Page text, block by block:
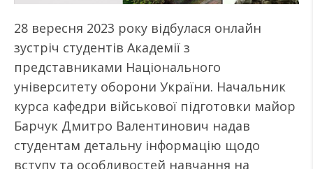
28 вересня 2023 року відбулася онлайн
зустріч студентів Академії з
представниками Національного
університету оборони України. Начальник
курса кафедри військової підготовки майор
Барчук Дмитро Валентинович надав
студентам детальну інформацію щодо
вступу та особливостей навчання на